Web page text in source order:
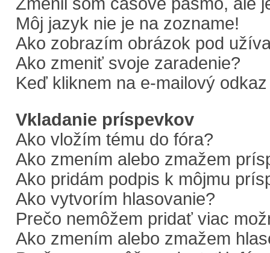
Môj jazyk nie je na zozname!
Ako zobrazím obrázok pod
Ako zmeniť svoje zaradenie?
Keď kliknem na e-mailový
Vkladanie príspevkov
Ako vložím tému do fóra?
Ako zmením alebo zmažem
Ako pridám podpis k môjmu
Ako vytvorím hlasovanie?
Prečo nemôžem pridať viac
Ako zmením alebo zmažem